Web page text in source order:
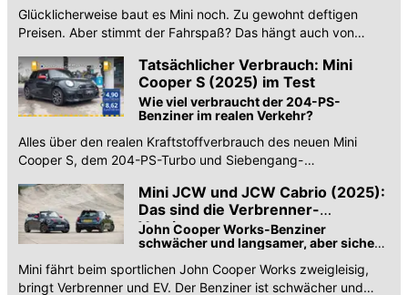
Glücklicherweise baut es Mini noch. Zu gewohnt deftigen
Preisen. Aber stimmt der Fahrspaß? Das hängt auch von
Tatsächlicher Verbrauch: Mini
Cooper S (2025) im Test
Wie viel verbraucht der 204-PS-
Benziner im realen Verkehr?
Alles über den realen Kraftstoffverbrauch des neuen Mini
Cooper S, dem 204-PS-Turbo und Siebengang-
Mini JCW und JCW Cabrio (2025):
Das sind die Verbrenner-
Versionen
John Cooper Works-Benziner
schwächer und langsamer, aber sicher
Mini fährt beim sportlichen John Cooper Works zweigleisig,
bringt Verbrenner und EV. Der Benziner ist schwächer und